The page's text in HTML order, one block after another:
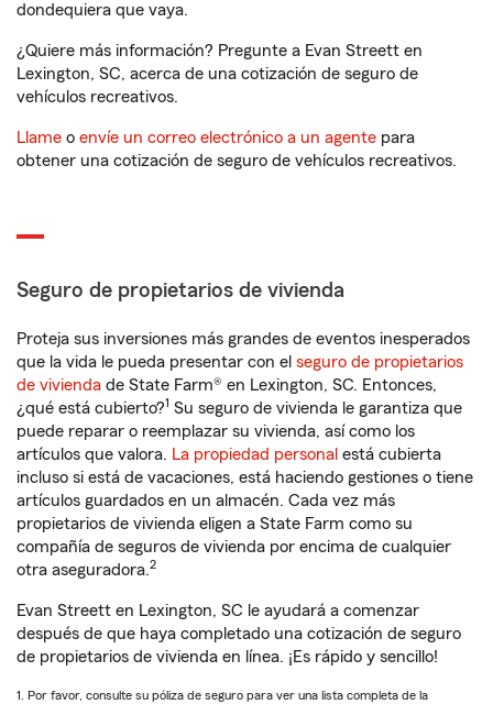
dondequiera que vaya.
¿Quiere más información? Pregunte a Evan Streett en
Lexington, SC, acerca de una cotización de seguro de
vehículos recreativos.
Llame o envíe un correo electrónico a un agente para
obtener una cotización de seguro de vehículos recreativos.
Seguro de propietarios de vivienda
Proteja sus inversiones más grandes de eventos inesperados
que la vida le pueda presentar con el seguro de propietarios
de vivienda de State Farm® en Lexington, SC. Entonces,
¿qué está cubierto?1 Su seguro de vivienda le garantiza que
puede reparar o reemplazar su vivienda, así como los
artículos que valora. La propiedad personal está cubierta
incluso si está de vacaciones, está haciendo gestiones o tiene
artículos guardados en un almacén. Cada vez más
propietarios de vivienda eligen a State Farm como su
compañía de seguros de vivienda por encima de cualquier
otra aseguradora.2
Evan Streett en Lexington, SC le ayudará a comenzar
después de que haya completado una cotización de seguro
de propietarios de vivienda en línea. ¡Es rápido y sencillo!
1. Por favor, consulte su póliza de seguro para ver una lista completa de la